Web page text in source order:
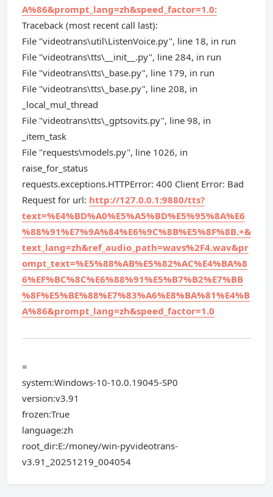
A%86&prompt_lang=zh&speed_factor=1.0:
Traceback (most recent call last):
File "videotrans\util\ListenVoice.py", line 18, in run
File "videotrans\tts\__init__.py", line 284, in run
File "videotrans\tts\_base.py", line 179, in run
File "videotrans\tts\_base.py", line 208, in
_local_mul_thread
File "videotrans\tts\_gptsovits.py", line 98, in
_item_task
File "requests\models.py", line 1026, in
raise_for_status
requests.exceptions.HTTPError: 400 Client Error: Bad
Request for url: http://127.0.0.1:9880/tts?
text=%E4%BD%A0%E5%A5%BD%E5%95%8A%E6
%88%91%E7%9A%84%E6%9C%8B%E5%8F%8B.+&
text_lang=zh&ref_audio_path=wavs%2F4.wav&pr
ompt_text=%E5%88%AB%E5%82%AC%E4%BA%8
6%EF%BC%8C%E6%88%91%E5%B7%B2%E7%BB
%8F%E5%BE%88%E7%83%A6%E8%BA%81%E4%B
A%86&prompt_lang=zh&speed_factor=1.0
=
system:Windows-10-10.0.19045-SP0
version:v3.91
frozen:True
language:zh
root_dir:E:/money/win-pyvideotrans-
v3.91_20251219_004054